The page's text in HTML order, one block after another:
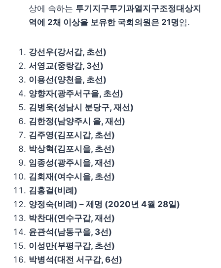
상에 속하는 투기지구투기과열지구조정대상지
역에 2채 이상을 보유한 국회의원은 21명임.
강선우(강서갑, 초선)
서영교(중랑갑, 3선)
이용선(양천을, 초선)
양향자(광주서구을, 초선)
김병욱(성남시 분당구, 재선)
김한정(남양주시 을, 재선)
김주영(김포시갑, 초선)
박상혁(김포시을, 초선)
임종성(광주시을, 재선)
김회재(여수시을, 초선)
김홍걸(비례)
양정숙(비례) – 제명 (2020년 4월 28일)
박찬대(연수구갑, 재선)
윤관석(남동구을, 3선)
이성만(부평구갑, 초선)
박병석(대전 서구갑, 6선)